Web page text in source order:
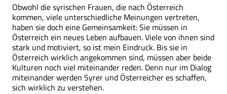
Obwohl die syrischen Frauen, die nach Österreich
kommen, viele unterschiedliche Meinungen vertreten,
haben sie doch eine Gemeinsamkeit: Sie müssen in
Österreich ein neues Leben aufbauen. Viele von ihnen sind
stark und motiviert, so ist mein Eindruck. Bis sie in
Österreich wirklich angekommen sind, müssen aber beide
Kulturen noch viel miteinander reden. Denn nur im Dialog
miteinander werden Syrer und Österreicher es schaffen,
sich wirklich zu verstehen.